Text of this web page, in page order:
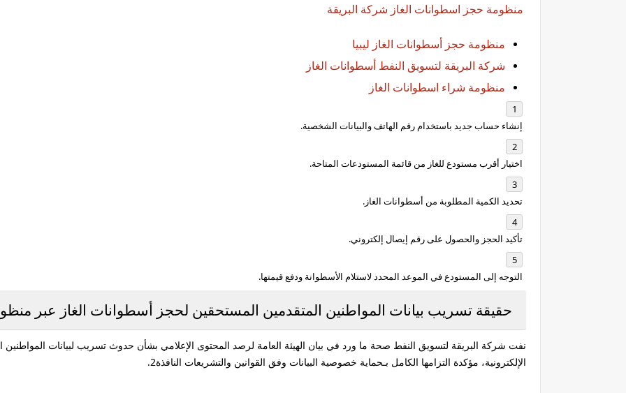
منظومة حجز اسطوانات الغاز شركة البريقة
منظومة حجز أسطوانات الغاز ليبيا
شركة البريقة لتسويق النفط أسطوانات الغاز
منظومة شراء اسطوانات الغاز
إنشاء حساب جديد باستخدام رقم الهاتف والبيانات الشخصية.
اختيار أقرب مستودع للغاز من قائمة المستودعات المتاحة.
تحديد الكمية المطلوبة من أسطوانات الغاز.
تأكيد الحجز والحصول على رقم إيصال إلكتروني.
التوجه إلى المستودع في الموعد المحدد لاستلام الأسطوانة ودفع قيمتها.
حقيقة تسريب بيانات المواطنين المتقدمين المستحقين لحجز أسطوانات الغاز عبر
نفت شركة البريقة لتسويق النفط صحة ما ورد في بيان الهيئة العامة لرصد المحتوى الإعلامي بشأن حدوث تسريب لبيانات المواطنين
الإلكترونية، مؤكدة التزامها الكامل بـحماية خصوصية البيانات وفق القوانين والتشريعات النافذة2.